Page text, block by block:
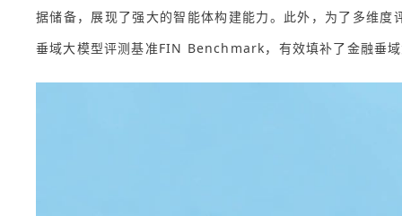
据储备，展现了强大的智能体构建能力。此外，为了多维
垂域大模型评测基准FIN Benchmark，有效填补了金融垂